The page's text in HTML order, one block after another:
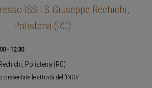
ISS LS Giuseppe Rechichi,
Polistena (RC)
- 12:30
Polistena (RC)
presentate le attività dell’INGV